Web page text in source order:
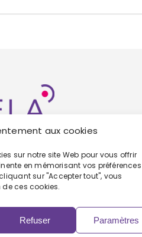
aux cookies
sur notre site Web pour vous offrir
en mémorisant vos
sur "Accepter tout", vous
ces cookies.
Refuser Paramètres